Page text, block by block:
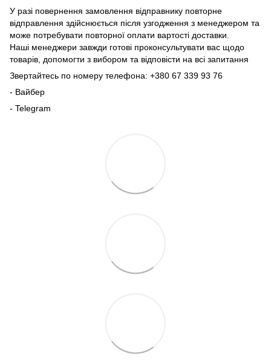
У разі повернення замовлення відправнику повторне
відправлення здійснюється після узгодження з менеджером та
може потребувати повторної оплати вартості доставки.
Наші менеджери завжди готові проконсультувати вас щодо
товарів, допомогти з вибором та відповісти на всі запитання
Звертайтесь по номеру телефона: +380 67 339 93 76
- Вайбер
- Telegram